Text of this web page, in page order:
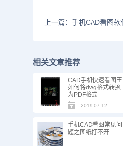
上一篇：手机CAD看图
相关文章推荐
CAD手机快速看图王
如何将dwg格式转换
为PDF格式
2019-07-12
手机CAD看图常见问
题之图纸打不开